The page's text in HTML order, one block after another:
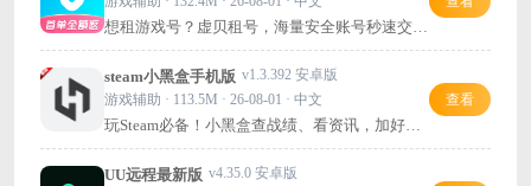
想租游戏号？虚贝租号，海量安全账号秒速交
付，省心又靠谱！
steam小黑盒手机版 v1.3.392 安卓版
游戏辅助 · 113.5M · 26-08-01 · 中文
玩Steam必备！小黑盒查战绩、看资讯，加好友
超方便。
查看
UU远程最新版 v4.35.0 安卓版